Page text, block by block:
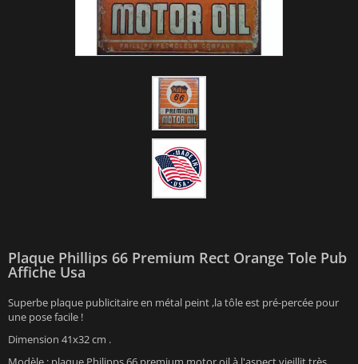
Plaque Phillips 66 Premium Rect Orange Tole Pub
Affiche Usa
Superbe plaque publicitaire en métal peint ,la tôle est pré-percée pour
une pose facile !
Dimension 41x32 cm .